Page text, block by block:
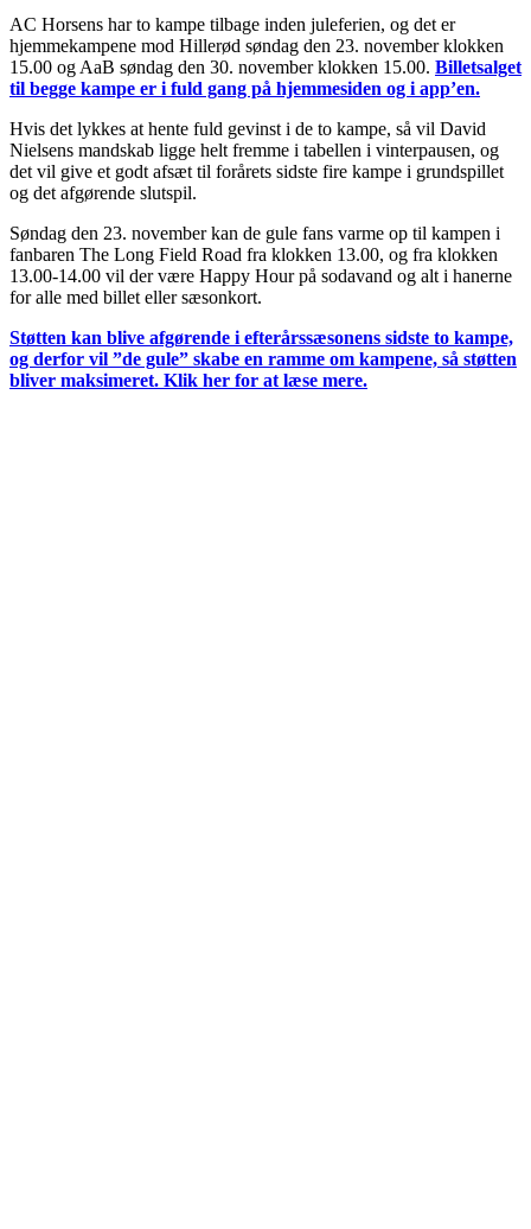
AC Horsens har to kampe tilbage inden juleferien, og det er
hjemmekampene mod Hillerød søndag den 23. november klokken
15.00 og AaB søndag den 30. november klokken 15.00. Billetsalget
til begge kampe er i fuld gang på hjemmesiden og i app’en.
Hvis det lykkes at hente fuld gevinst i de to kampe, så vil David
Nielsens mandskab ligge helt fremme i tabellen i vinterpausen, og
det vil give et godt afsæt til forårets sidste fire kampe i grundspillet
og det afgørende slutspil.
Søndag den 23. november kan de gule fans varme op til kampen i
fanbaren The Long Field Road fra klokken 13.00, og fra klokken
13.00-14.00 vil der være Happy Hour på sodavand og alt i hanerne
for alle med billet eller sæsonkort.
Støtten kan blive afgørende i efterårssæsonens sidste to kampe,
og derfor vil ”de gule” skabe en ramme om kampene, så støtten
bliver maksimeret. Klik her for at læse mere.